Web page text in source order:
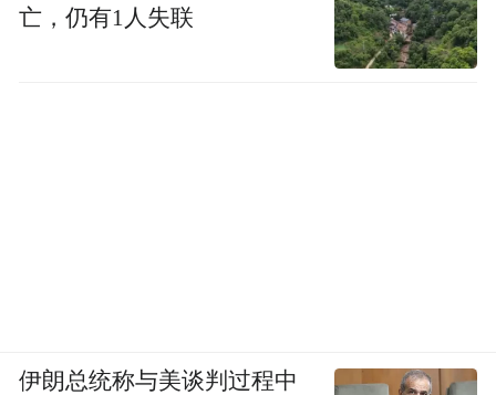
亡，仍有1人失联
伊朗总统称与美谈判过程中